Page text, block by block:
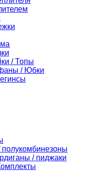
/ Топы
/ Юбки
/ пиджаки